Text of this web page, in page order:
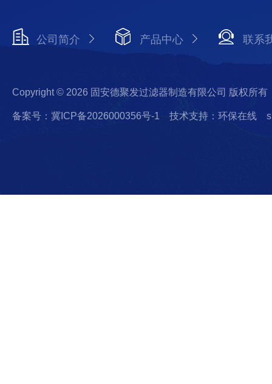
公司简介 产品中心 联系
Copyright © 2026 固安德聚发过滤器制造有限公司 版权所有
备案号：冀ICP备2026000356号-1 技术支持：环保在线